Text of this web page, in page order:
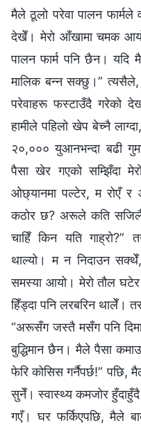
मैले ठूलो परेवा पालन फार्मले
देखेँ। मेरो आँखामा चमक
पालन फार्म पनि छैन।
मालिक बन्न सक्छु।” त्यसैले,
परेवाहरू फस्टाउँदै गरेको
हामीले पहिलो खेप बेच्नै
२०,००० युआनभन्दा बढी
पैसा खेर गएको सम्झिँदा
ओछ्यानमा पल्टेर, म रोएँ र
कठोर छ? अरूले कति सजिलै
चाहिँ किन यति गाह्रो?”
थाल्यो। म न निदाउन
समस्या आयो। मेरो तौल
हिँड्दा पनि लरबरिन थालेँ।
“अरूसँग जस्तै मसँग पनि
बुद्धिमान छैन। मैले पैसा
फेरि कोसिस गर्नैपर्छ!” पछि,
सुनेँ। स्वास्थ्य कमजोर
गएँ। घर फर्किएपछि, मैले